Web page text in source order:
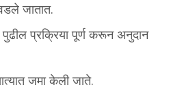
जातात.
पुढील प्रक्रिया पूर्ण करून अनुदान
जमा केली जाते.